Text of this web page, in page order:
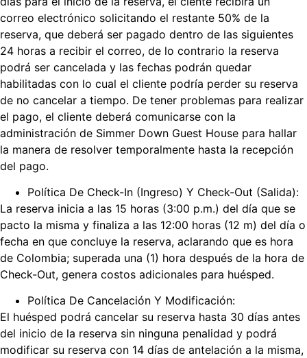
correo electrónico solicitando el restante 50% de la
reserva, que deberá ser pagado dentro de las siguientes
24 horas a recibir el correo, de lo contrario la reserva
podrá ser cancelada y las fechas podrán quedar
habilitadas con lo cual el cliente podría perder su reserva
de no cancelar a tiempo. De tener problemas para realizar
el pago, el cliente deberá comunicarse con la
administración de Simmer Down Guest House para hallar
la manera de resolver temporalmente hasta la recepción
del pago.
Política De Check-In (Ingreso) Y Check-Out (Salida):
La reserva inicia a las 15 horas (3:00 p.m.) del día que se
pacto la misma y finaliza a las 12:00 horas (12 m) del día o
fecha en que concluye la reserva, aclarando que es hora
de Colombia; superada una (1) hora después de la hora de
Check-Out, genera costos adicionales para huésped.
Política De Cancelación Y Modificación:
El huésped podrá cancelar su reserva hasta 30 días antes
del inicio de la reserva sin ninguna penalidad y podrá
modificar su reserva con 14 días de antelación a la misma,